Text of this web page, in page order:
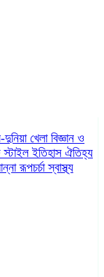
দুনিয়াখেলা বিজ্ঞান ও
স্টাইলইতিহাস ঐতিহ্য
রূপচর্চাস্বাস্থ্য